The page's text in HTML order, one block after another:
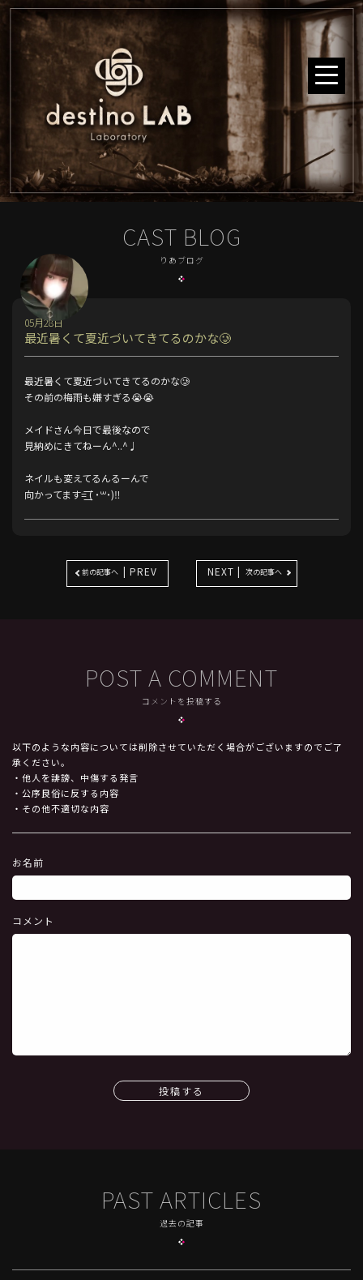
CAST BLOG
りあブログ
最近暑くて夏近づいてきてるのかな🥲
05月28日
最近暑くて夏近づいてきてるのかな🥲
その前の梅雨も嫌すぎる😭😭
メイドさん今日で最後なので
見納めにきてねーん^..^♩
ネイルも変えてるんるーんで
向かってます=͟͟͞͞ ( ˙꒳​˙)‼️
前の記事へ | PREV NEXT | 次の記事へ
POST A COMMENT
コメントを投稿する
以下のような内容については削除させていただく場合がございますのでご了
承ください。
・他人を誹謗、中傷する発言
・公序良俗に反する内容
・その他不適切な内容
お名前
コメント
投稿する
PAST ARTICLES
過去の記事